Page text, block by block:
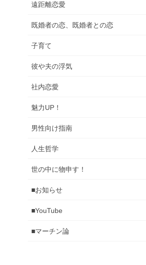
遠距離恋愛
既婚者の恋、既婚者との恋
子育て
彼や夫の浮気
社内恋愛
魅力UP！
男性向け指南
人生哲学
世の中に物申す！
■お知らせ
■YouTube
■マーチン論